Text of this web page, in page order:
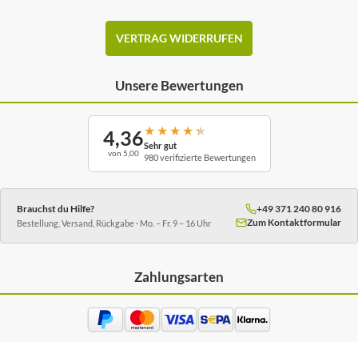
VERTRAG WIDERRUFEN
Unsere Bewertungen
4,36
von 5,00
★ ★ ★ ★ ★
Sehr gut
980 verifizierte Bewertungen
Brauchst du Hilfe?
Bestellung, Versand, Rückgabe · Mo. – Fr. 9 – 16 Uhr
+49 371 240 80 916
Zum Kontaktformular
Zahlungsarten